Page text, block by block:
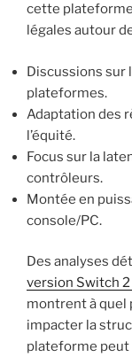
cette
légales autour
Discussions sur
plateformes.
Adaptation des
l’équité.
Focus sur la
contrôleurs.
Montée en
console/PC.
Des analyses
version Switch
montrent à quel
impacter la
plateforme peut